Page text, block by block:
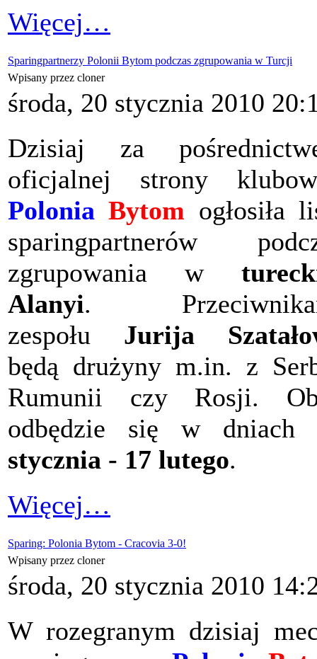
Więcej…
Sparingpartnerzy Polonii Bytom podczas zgrupowania w Turcji
Wpisany przez cloner
środa, 20 stycznia 2010
Dzisiaj za
oficjalnej strony
Polonia Bytom ogłosiła
sparingpartnerów
zgrupowania w
Alanyi.
zespołu Jurija
będą drużyny m.in. z
Rumunii czy Rosji.
odbędzie się w dniach
stycznia - 17 lutego.
Więcej…
Sparing: Polonia Bytom - Cracovia 3-0!
Wpisany przez cloner
środa, 20 stycznia 2010
W rozegranym dzisiaj